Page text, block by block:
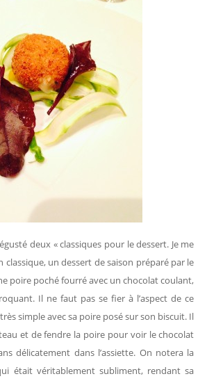
deux « classiques pour le dessert. Je me
classique, un dessert de saison préparé par le
poire poché fourré avec un chocolat coulant,
Il ne faut pas se fier à l’aspect de ce
simple avec sa poire posé sur son biscuit. Il
et de fendre la poire pour voir le chocolat
délicatement dans l’assiette. On notera la
était véritablement subliment, rendant sa